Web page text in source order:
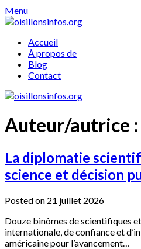
Skip
to
Menu
Accueil
À propos de
Blog
Contact
Auteur/autrice :
La diplomatie
science et décision
Posted on 21 juillet 2026
Douze binômes de scientifiques
internationale, de confiance et
américaine pour l’avancement…